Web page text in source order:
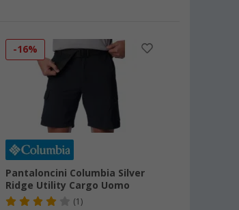
-16%
Pantaloncini Columbia Silver
Ridge Utility Cargo Uomo
(1)